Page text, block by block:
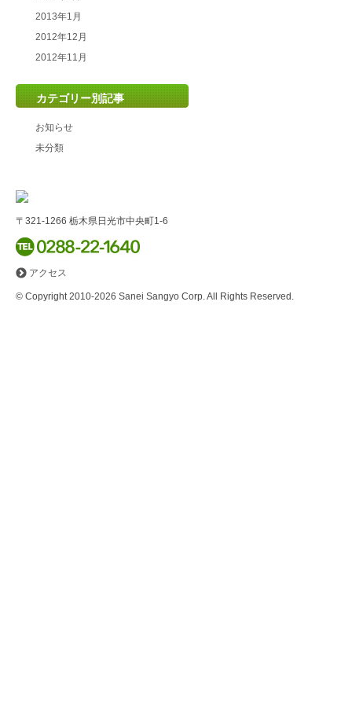
2013年1月
2012年12月
2012年11月
カテゴリー別記事
お知らせ
未分類
〒321-1266 栃木県日光市中央町1-6
アクセス
© Copyright 2010-2026 Sanei Sangyo Corp. All Rights Reserved.